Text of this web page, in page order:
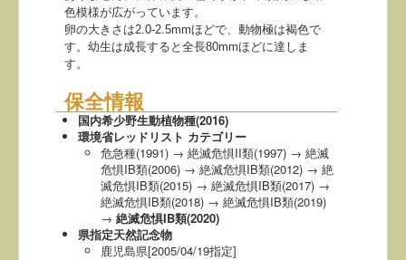
色模様が広がっています。
卵の大きさは2.0-2.5mmほどで、動物極は褐色で
す。幼生は成長すると全長80mmほどに達しま
す。
保全情報
国内希少野生動植物種(2016)
環境省レッドリスト カテゴリー
危急種(1991) → 絶滅危惧II類(1997) → 絶滅
危惧IB類(2006) → 絶滅危惧IB類(2012) → 絶
滅危惧IB類(2015) → 絶滅危惧IB類(2017) →
絶滅危惧IB類(2018) → 絶滅危惧IB類(2019)
→ 絶滅危惧IB類(2020)
県指定天然記念物
鹿児島県[2005/04/19指定]